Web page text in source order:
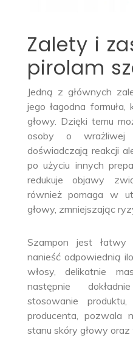
Zalety i
pirolam
Jedną z głównych
jego łagodna
głowy. Dzięki temu
osoby o wrażliwej
doświadczają reakcji
po użyciu innych
redukuje objawy
również pomaga w
głowy, zmniejszając
Szampon jest
nanieść odpowiednią
włosy, delikatnie
następnie
stosowanie
producenta, pozwala
stanu skóry głowy oraz